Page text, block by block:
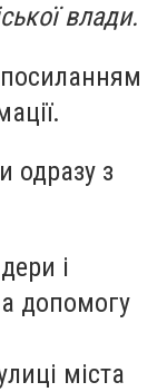
влади.
одразу з
і
допомогу
міста